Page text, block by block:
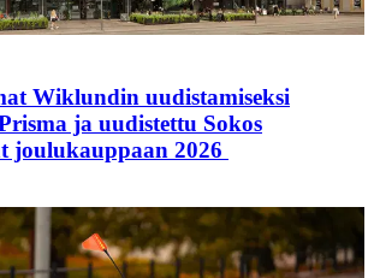
Wiklundin uudistamiseksi
ja uudistettu Sokos
joulukauppaan 2026